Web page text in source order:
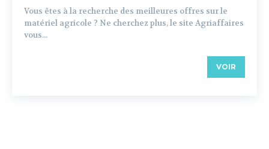
Vous êtes à la recherche des meilleures offres sur le
matériel agricole ? Ne cherchez plus, le site Agriaffaires
vous...
VOIR